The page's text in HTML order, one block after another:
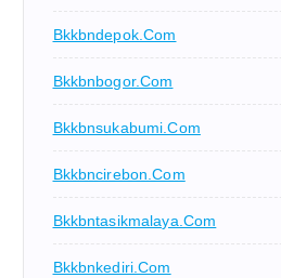
Bkkbndepok.com
Bkkbnbogor.com
Bkkbnsukabumi.com
Bkkbncirebon.com
Bkkbntasikmalaya.com
Bkkbnkediri.com